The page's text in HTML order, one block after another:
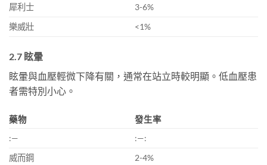
犀利士
3-6%
樂威壯
<1%
2.7 眩暈
眩暈與血壓輕微下降有關，通常在站立時較明顯。低血壓患
者需特別小心。
藥物
發生率
:—
:—:
威而鋼
2-4%